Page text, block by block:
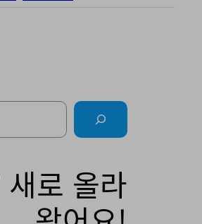
로 올라